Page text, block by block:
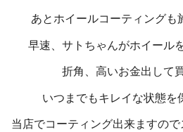
あとホイールコーティングも
早速、サトちゃんがホイール
折角、高いお金出して
いつまでもキレイな状態を
当店でコーティング出来ますの